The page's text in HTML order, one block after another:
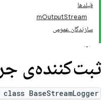
فیلدها
mOutputStream
سازندگان عمومی
ثبت‌کننده‌ی
BaseStreamLogger